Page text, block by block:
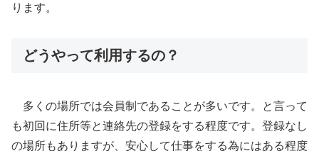
ります。
どうやって利用するの？
多くの場所では会員制であることが多いです。と言って
も初回に住所等と連絡先の登録をする程度です。登録なし
の場所もありますが、安心して仕事をする為にはある程度